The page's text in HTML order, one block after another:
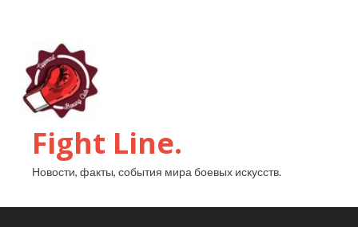
Fight Line.
Новости, факты, события мира боевых искусств.